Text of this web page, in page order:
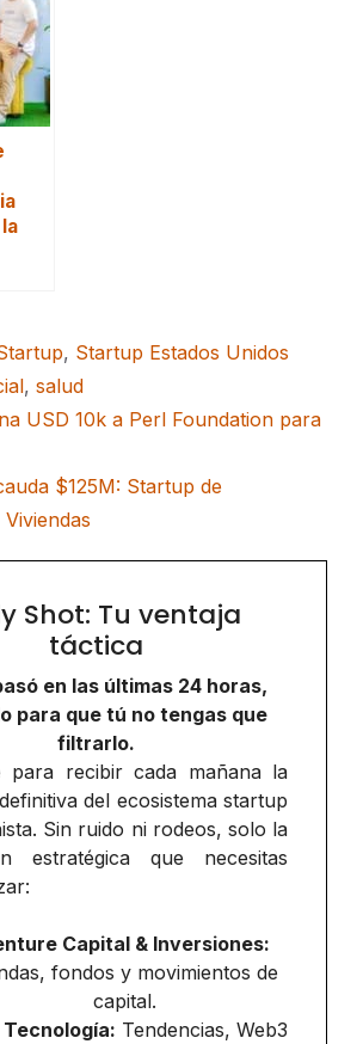
, Startup Estados Unidos
, salud
USD 10k a Perl Foundation para
$125M: Startup de
Shot: Tu ventaja
táctica
en las últimas 24 horas,
para que tú no tengas que
filtrarlo.
para recibir cada mañana la
del ecosistema startup
Sin ruido ni rodeos, solo la
estratégica que necesitas
Capital & Inversiones:
fondos y movimientos de
capital.
Tecnología: Tendencias, Web3